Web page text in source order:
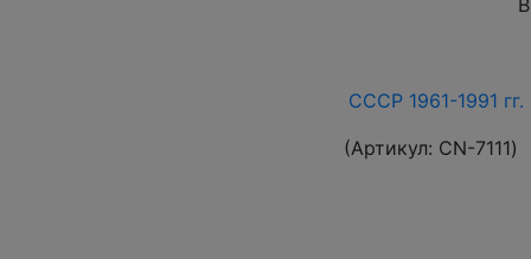
СССР 1961-1991
(Артикул: СN-7111)